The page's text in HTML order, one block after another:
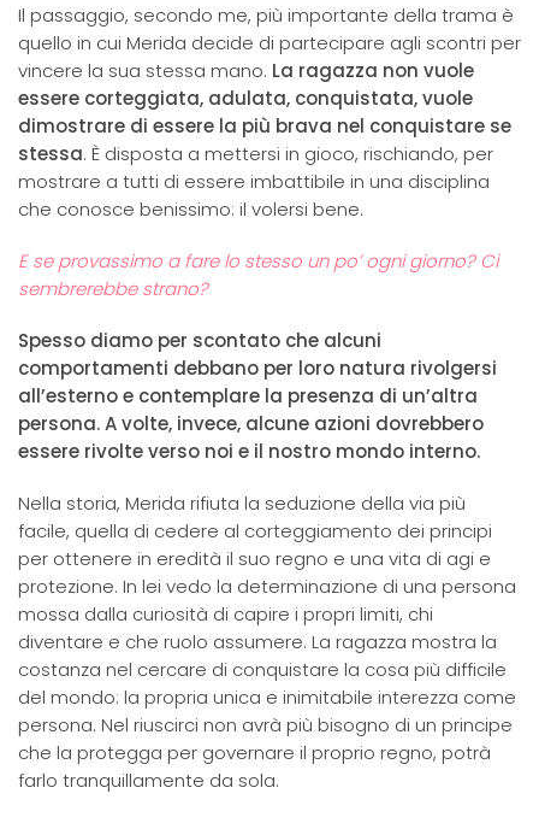
Il passaggio, secondo me, più importante della trama è
quello in cui Merida decide di partecipare agli scontri per
vincere la sua stessa mano. La ragazza non vuole
essere corteggiata, adulata, conquistata, vuole
dimostrare di essere la più brava nel conquistare se
stessa. È disposta a mettersi in gioco, rischiando, per
mostrare a tutti di essere imbattibile in una disciplina
che conosce benissimo: il volersi bene.
E se provassimo a fare lo stesso un po’ ogni giorno? Ci
sembrerebbe strano?
Spesso diamo per scontato che alcuni
comportamenti debbano per loro natura rivolgersi
all’esterno e contemplare la presenza di un’altra
persona. A volte, invece, alcune azioni dovrebbero
essere rivolte verso noi e il nostro mondo interno.
Nella storia, Merida rifiuta la seduzione della via più
facile, quella di cedere al corteggiamento dei principi
per ottenere in eredità il suo regno e una vita di agi e
protezione. In lei vedo la determinazione di una persona
mossa dalla curiosità di capire i propri limiti, chi
diventare e che ruolo assumere. La ragazza mostra la
costanza nel cercare di conquistare la cosa più difficile
del mondo: la propria unica e inimitabile interezza come
persona. Nel riuscirci non avrà più bisogno di un principe
che la protegga per governare il proprio regno, potrà
farlo tranquillamente da sola.